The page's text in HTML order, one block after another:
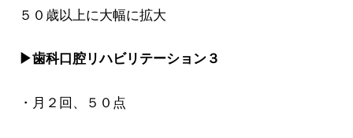
５０歳以上に大幅に拡大
▶歯科口腔リハビリテーション３
・月２回、５０点